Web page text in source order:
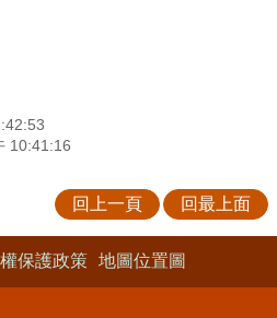
10:41:16
回上一頁 回最上面
保護政策 地圖位置圖